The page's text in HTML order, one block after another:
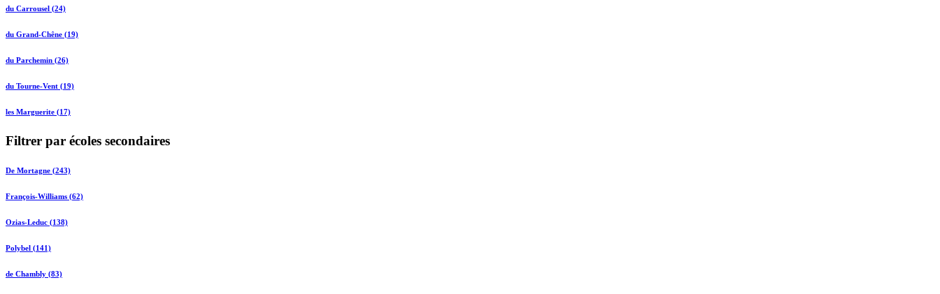
du Carrousel (24)
du Grand-Chêne (19)
du Parchemin (26)
du Tourne-Vent (19)
les Marguerite (17)
Filtrer par écoles secondaires
De Mortagne (243)
François-Williams (62)
Ozias-Leduc (138)
Polybel (141)
de Chambly (83)